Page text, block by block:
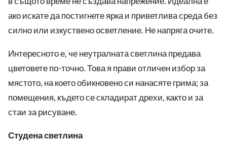
ако искате да постигнете ярка и приветлива среда без
силно или изкуствено осветление. Не напряга очите.
Интересното е, че неутралната светлина предава
цветовете по-точно. Това я прави отличен избор за
мястото, на което обикновено си нанасяте грима; за
помещения, където се складират дрехи, както и за
стаи за рисуване.
Студена светлина